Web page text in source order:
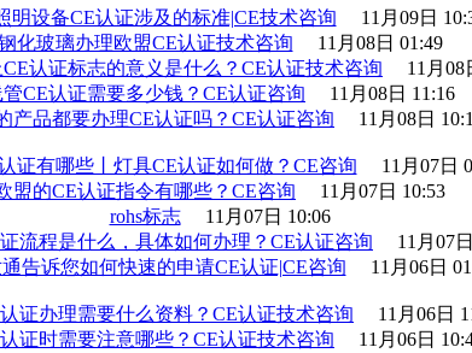
明设备CE认证涉及的标准|CE技术咨询
11月09日
化玻璃办理欧盟CE认证技术咨询
11月08日 01:49
认证标志的意义是什么？CE认证技术咨询
11月08
CE认证需要多少钱？CE认证咨询
11月08日 11:16
产品都要办理CE认证吗？CE认证咨询
11月08日
证有哪些丨灯具CE认证如何做？CE咨询
11月07日
盟的CE认证指令有哪些？CE咨询
11月07日 10:53
rohs标志
11月07日 10:06
流程是什么，具体如何办理？CE认证咨询
11月07
通告诉您如何快速的申请CE认证|CE咨询
11月06日
认证办理需要什么资料？CE认证技术咨询
11月06日
证时需要注意哪些？CE认证技术咨询
11月06日